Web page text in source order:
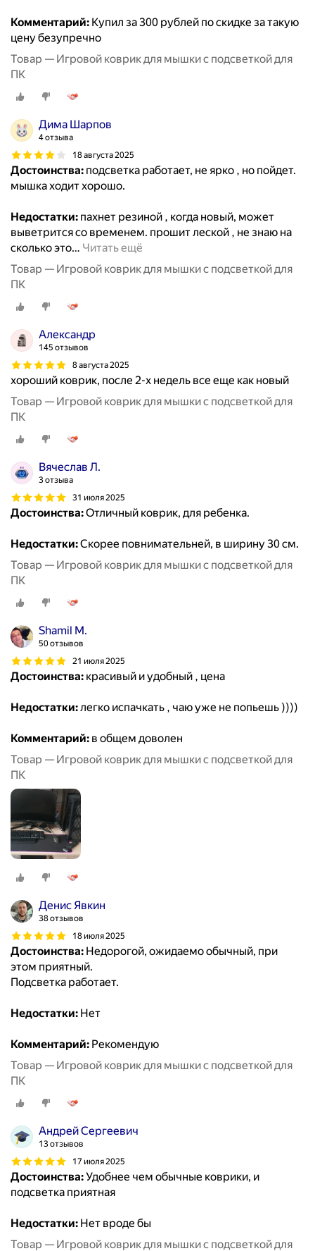
Комментарий: Купил за 300 рублей по скидке за такую
цену безупречно
Товар — Игровой коврик для мышки с подсветкой для
ПК
Дима Шарпов
4 отзыва
18 августа 2025
Достоинства: подсветка работает, не ярко , но пойдет.
мышка ходит хорошо.
Недостатки: пахнет резиной , когда новый, может
выветрится со временем. прошит леской , не знаю на
сколько это… Читать ещё
Товар — Игровой коврик для мышки с подсветкой для
ПК
Александр
145 отзывов
8 августа 2025
хороший коврик, после 2-х недель все еще как новый
Товар — Игровой коврик для мышки с подсветкой для
ПК
Вячеслав Л.
3 отзыва
31 июля 2025
Достоинства:Отличный коврик, для ребенка.
Недостатки:Скорее повнимательней, в ширину 30 см.
Товар — Игровой коврик для мышки с подсветкой для
ПК
Shamil M.
50 отзывов
21 июля 2025
Достоинства: красивый и удобный , цена
Недостатки:легко испачкать , чаю уже не попьешь ))))
Комментарий: в общем доволен
Товар — Игровой коврик для мышки с подсветкой для
ПК
Денис Явкин
38 отзывов
18 июля 2025
Достоинства: Недорогой, ожидаемо обычный, при
этом приятный.
Подсветка работает.
Недостатки: Нет
Комментарий: Рекомендую
Товар — Игровой коврик для мышки с подсветкой для
ПК
Андрей Сергеевич
13 отзывов
17 июля 2025
Достоинства:Удобнее чем обычные коврики, и
подсветка приятная
Недостатки: Нет вроде бы
Товар — Игровой коврик для мышки с подсветкой для